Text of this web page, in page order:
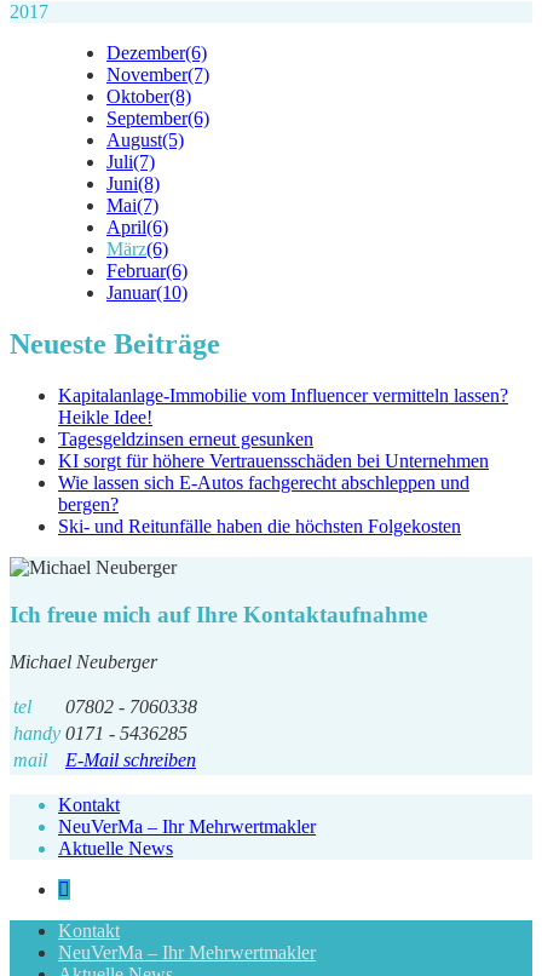
2017
Dezember(6)
November(7)
Oktober(8)
September(6)
August(5)
Juli(7)
Juni(8)
Mai(7)
April(6)
März(6)
Februar(6)
Januar(10)
Neueste Beiträge
Kapitalanlage-Immobilie vom Influencer vermitteln lassen?
Heikle Idee!
Tagesgeldzinsen erneut gesunken
KI sorgt für höhere Vertrauensschäden bei Unternehmen
Wie lassen sich E-Autos fachgerecht abschleppen und
bergen?
Ski- und Reitunfälle haben die höchsten Folgekosten
Ich freue mich auf Ihre Kontaktaufnahme
Michael Neuberger
tel
07802 - 7060338
handy 0171 - 5436285
mail
E-Mail schreiben
Kontakt
NeuVerMa – Ihr Mehrwertmakler
Aktuelle News
Kontakt
NeuVerMa – Ihr Mehrwertmakler